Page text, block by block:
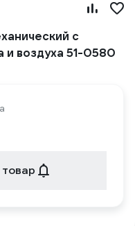
с
и воздуха 51-0580